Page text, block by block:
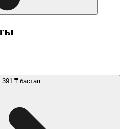
391 ₸ бастап